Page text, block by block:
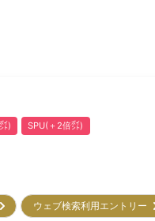
) SPU(＋2倍㌽)
ウェブ検索利用エントリー